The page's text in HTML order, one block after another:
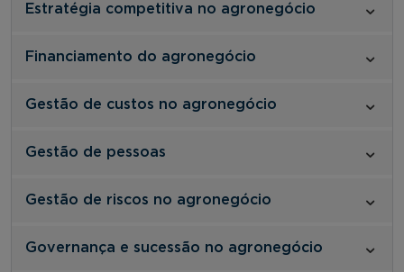
Estratégia competitiva no agronegócio
Financiamento do agronegócio
Gestão de custos no agronegócio
Gestão de pessoas
Gestão de riscos no agronegócio
Governança e sucessão no agronegócio